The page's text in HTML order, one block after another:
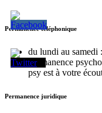
Permanence téléphonique
du lundi au samedi
Permanence
psy est à votre
Permanence juridique